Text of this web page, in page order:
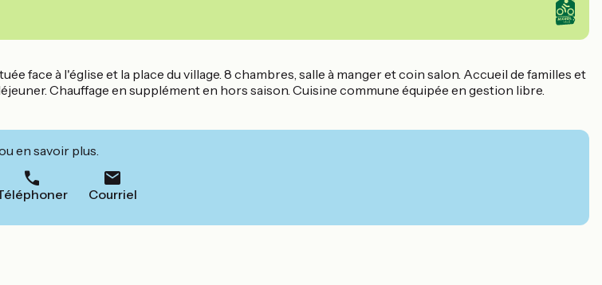
face à l'église et la place du village. 8 chambres, salle à manger et coin salon. Accueil de familles et
Chauffage en supplément en hors saison. Cuisine commune équipée en gestion libre.
en savoir plus.
Courriel